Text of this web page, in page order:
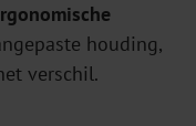
houding,
verschil.